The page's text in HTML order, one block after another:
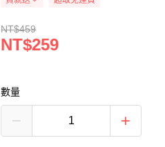
NT$459
NT$259
數量